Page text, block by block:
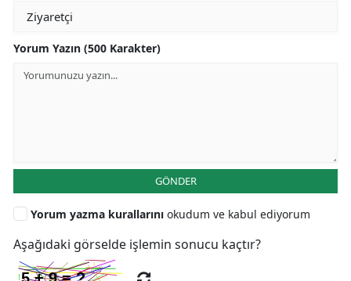
Yorum Yazın (500 Karakter)
GÖNDER
Yorum yazma kurallarını okudum ve kabul ediyorum
Aşağıdaki görselde işlemin sonucu kaçtır?